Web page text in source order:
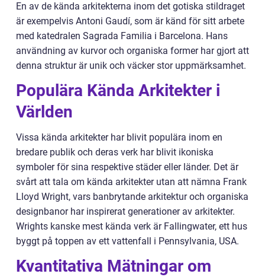
En av de kända arkitekterna inom det gotiska stildraget
är exempelvis Antoni Gaudí, som är känd för sitt arbete
med katedralen Sagrada Familia i Barcelona. Hans
användning av kurvor och organiska former har gjort att
denna struktur är unik och väcker stor uppmärksamhet.
Populära Kända Arkitekter i
Världen
Vissa kända arkitekter har blivit populära inom en
bredare publik och deras verk har blivit ikoniska
symboler för sina respektive städer eller länder. Det är
svårt att tala om kända arkitekter utan att nämna Frank
Lloyd Wright, vars banbrytande arkitektur och organiska
designbanor har inspirerat generationer av arkitekter.
Wrights kanske mest kända verk är Fallingwater, ett hus
byggt på toppen av ett vattenfall i Pennsylvania, USA.
Kvantitativa Mätningar om